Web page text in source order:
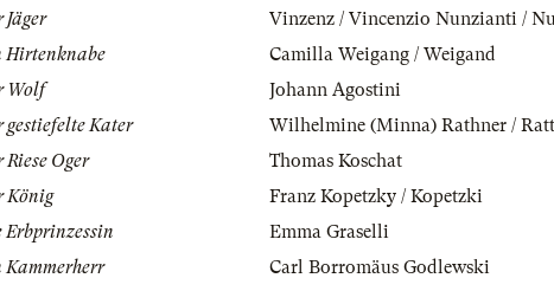
Jäger
Vinzenz / Vincenzio Nunzianti /
Hirtenknabe
Camilla Weigang / Weigand
Wolf
Johann Agostini
gestiefelte Kater
Wilhelmine (Minna) Rathner /
Riese Oger
Thomas Koschat
König
Franz Kopetzky / Kopetzki
Erbprinzessin
Emma Graselli
Kammerherr
Carl Borromäus Godlewski